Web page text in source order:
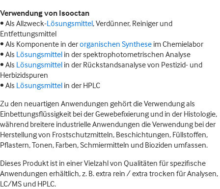
Verwendung von Isooctan
• Als Allzweck-Lösungsmittel, Verdünner, Reiniger und
Entfettungsmittel
• Als Komponente in derorganischen Synthese im Chemielabor
• Als Lösungsmittel in der spektrophotometrischen Analyse
• Als Lösungsmittel in der Rückstandsanalyse von Pestizid- und
Herbizidspuren
• Als Lösungsmittel in der HPLC
Zu den neuartigen Anwendungen gehört die Verwendung als
Einbettungsflüssigkeit bei der Gewebefixierung und in der Histologie,
während breitere industrielle Anwendungen die Verwendung bei der
Herstellung von Frostschutzmitteln, Beschichtungen, Füllstoffen,
Pflastern, Tonen, Farben, Schmiermitteln und Bioziden umfassen.
Dieses Produkt ist in einer Vielzahl von Qualitäten für spezifische
Anwendungen erhältlich, z. B. extra rein / extra trocken für Analysen,
LC/MS und HPLC.